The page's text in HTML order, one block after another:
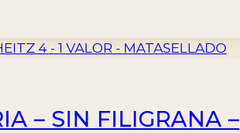
– SIN FILIGRANA –